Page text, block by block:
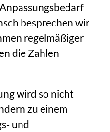
besprechen wir
regelmäßiger
die Zahlen
wird so nicht
zu einem
und